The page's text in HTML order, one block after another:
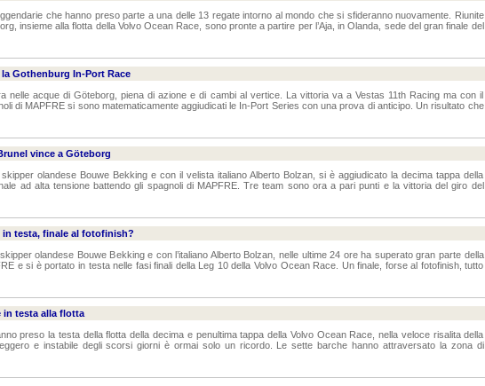
che hanno preso parte a una delle 13 regate intorno al mondo che si sfideranno nuovamente. Riunite
insieme alla flotta della Volvo Ocean Race, sono pronte a partire per l’Aja, in Olanda, sede del gran finale del
la Gothenburg In-Port Race
nelle acque di Göteborg, piena di azione e di cambi al vertice. La vittoria va a Vestas 11th Racing ma con il
di MAPFRE si sono matematicamente aggiudicati le In-Port Series con una prova di anticipo. Un risultato che
vince a Göteborg
olandese Bouwe Bekking e con il velista italiano Alberto Bolzan, si è aggiudicato la decima tappa della
ad alta tensione battendo gli spagnoli di MAPFRE. Tre team sono ora a pari punti e la vittoria del giro del
in testa, finale al fotofinish?
olandese Bouwe Bekking e con l’italiano Alberto Bolzan, nelle ultime 24 ore ha superato gran parte della
e si è portato in testa nelle fasi finali della Leg 10 della Volvo Ocean Race. Un finale, forse al fotofinish, tutto
in testa alla flotta
preso la testa della flotta della decima e penultima tappa della Volvo Ocean Race, nella veloce risalita della
e instabile degli scorsi giorni è ormai solo un ricordo. Le sette barche hanno attraversato la zona di